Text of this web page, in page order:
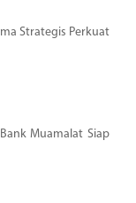
Strategis Perkuat
Muamalat Siap